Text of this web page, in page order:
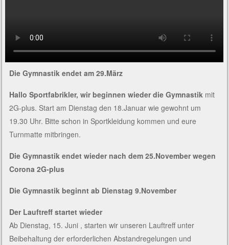
Die Gymnastik endet am 29.März
Hallo Sportfabrikler, wir beginnen wieder die Gymnastik mit
2G-plus. Start am Dienstag den 18.Januar wie gewohnt um
19.30 Uhr. Bitte schon in Sportkleidung kommen und eure
Turnmatte mitbringen.
Die Gymnastik endet wieder nach dem 25.November wegen
Corona 2G-plus
Die Gymnastik beginnt ab Dienstag 9.November
Der Lauftreff startet wieder
Ab Dienstag, 15. Juni , starten wir unseren Lauftreff unter
Beibehaltung der erforderlichen Abstandregelungen und